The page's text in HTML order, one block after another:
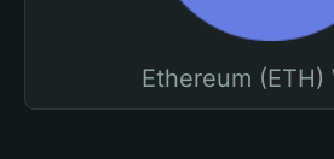
Ethereum (ETH)